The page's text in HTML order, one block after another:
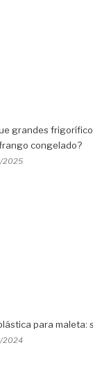
grandes
congelado?
2025
para maleta:
2024